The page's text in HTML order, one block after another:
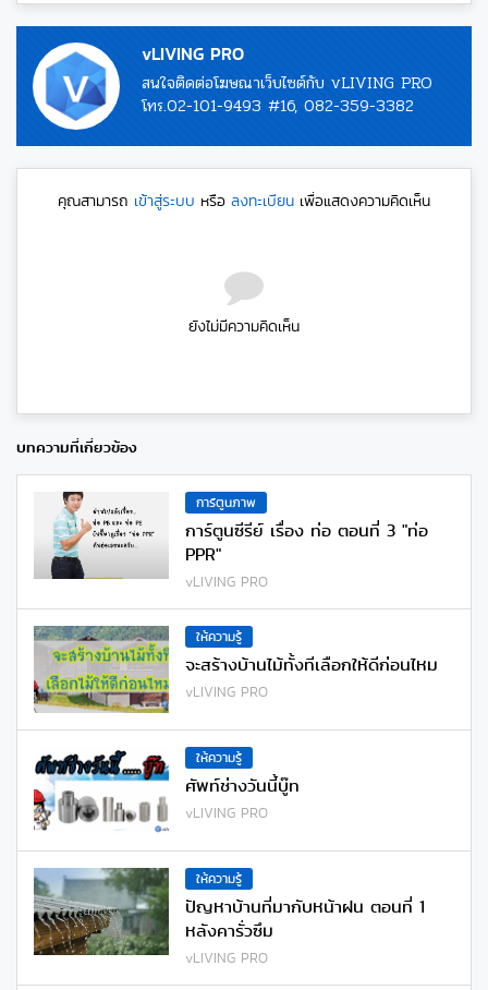
vLIVING PRO
สนใจติดต่อโฆษณาเว็บไซต์กับ vLIVING PRO
โทร.02-101-9493 #16, 082-359-3382
คุณสามารถ เข้าสู่ระบบ หรือ ลงทะเบียน เพื่อแสดงความคิดเห็น
ยังไม่มีความคิดเห็น
บทความที่เกี่ยวข้อง
การ์ตูนภาพ
การ์ตูนซีรีย์ เรื่อง ท่อ ตอนที่ 3 "ท่อ
PPR"
vLIVING PRO
ให้ความรู้
จะสร้างบ้านไม้ทั้งทีเลือกให้ดีก่อนไหม
vLIVING PRO
ให้ความรู้
ศัพท์ช่างวันนี้บู๊ท
vLIVING PRO
ให้ความรู้
ปัญหาบ้านที่มากับหน้าฝน ตอนที่ 1
หลังคารั่วซึม
vLIVING PRO